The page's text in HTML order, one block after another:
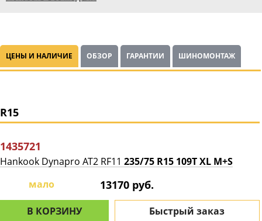
ЦЕНЫ И НАЛИЧИЕ ОБЗОР ГАРАНТИИ ШИНОМОНТАЖ
R15
1435721
Hankook Dynapro AT2 RF11 235/75 R15 109T XL M+S
мало
13170 руб.
В КОРЗИНУ Быстрый заказ